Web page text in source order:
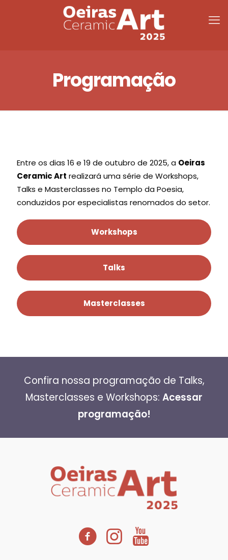
Programação
Entre os dias 16 e 19 de outubro de 2025, a Oeiras
Ceramic Art realizará uma série de Workshops,
Talks e Masterclasses no Templo da Poesia,
conduzidos por especialistas renomados do setor.
Workshops
Talks
Masterclasses
Confira nossa programação de Talks,
Masterclasses e Workshops: Acessar
programação!